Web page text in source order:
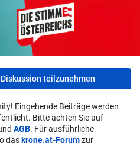
teilzunehmen
Eingehende Beiträge werden
Bitte achten Sie auf
AGB. Für ausführliche
das krone.at-Forumzur